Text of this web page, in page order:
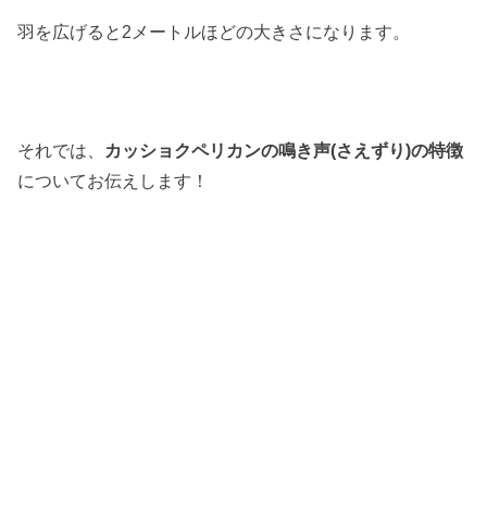
羽を広げると2メートルほどの大きさになります。
それでは、 カッショクペリカンの鳴き声(さえずり)の特徴
についてお伝えします！